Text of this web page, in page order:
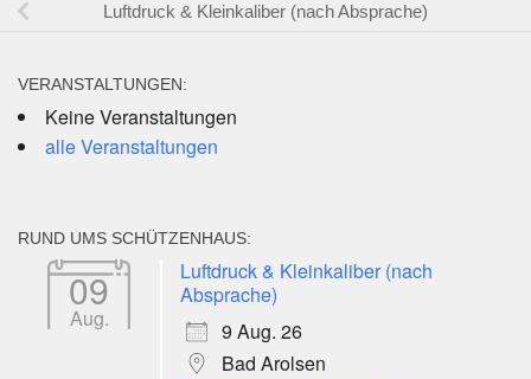
Luftdruck & Kleinkaliber (nach Absprache)
VERANSTALTUNGEN:
Keine Veranstaltungen
alle Veranstaltungen
RUND UMS SCHÜTZENHAUS:
09
Aug.
Luftdruck & Kleinkaliber (nach
Absprache)
9 Aug. 26
Bad Arolsen